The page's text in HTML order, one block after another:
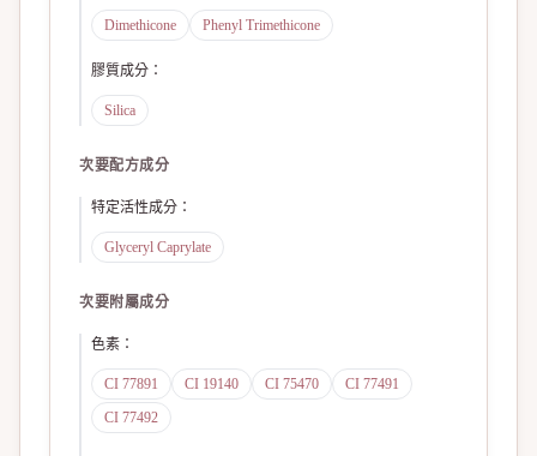
Dimethicone Phenyl Trimethicone
膠質成分 ：
Silica
次要配方成分
特定活性成分 ：
Glyceryl Caprylate
次要附屬成分
色素 ：
CI 77891 CI 19140 CI 75470
CI 77491
CI 77492